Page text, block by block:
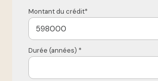
Montant du crédit*
Durée (années) *